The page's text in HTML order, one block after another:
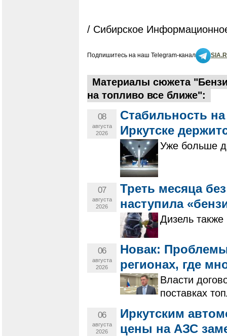
/ Сибирское
Подпишитесь на наш Telegram-канал
Материалы сюжета
на топливо все ближе":
08
августа
2026
Стабильность
Иркутске
Уже больше
07
августа
2026
Треть месяца
наступила
Дизель
06
августа
2026
Новак:
регионах, где
Власти
поставках
06
августа
2026
Иркутским
цены на АЗС